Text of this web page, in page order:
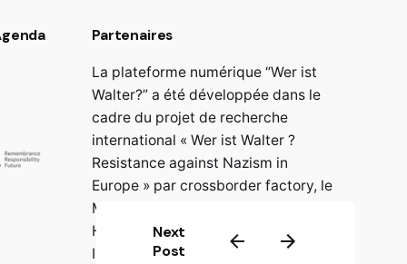
Next
Post
Partenaires
La plateforme numérique “Wer ist
Walter?” a été développée dans le
cadre du projet de recherche
international « Wer ist Walter ?
Resistance against Nazism in
Europe » par crossborder factory, le
Musée historique de Bosnie-
Herzégovine, le Centre
International de Formation